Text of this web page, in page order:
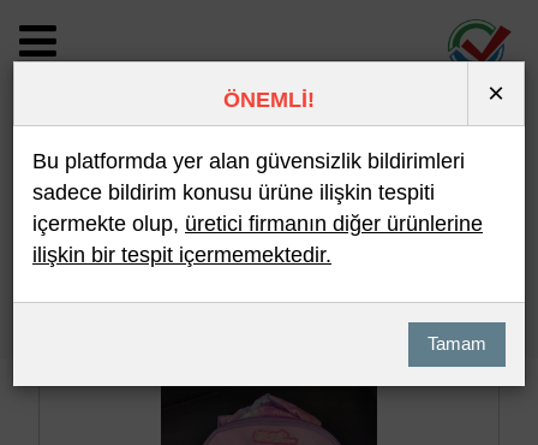
BİLDİRİM DETAYI
Son 10 Bildirim En Çok İncelenen
ÖNEMLİ! ×
Bu platformda yer alan güvensizlik bildirimleri
sadece bildirim konusu ürüne ilişkin tespiti
içermekte olup, üretici firmanın diğer ürünlerine
ilişkin bir tespit içermemektedir.
Tamam